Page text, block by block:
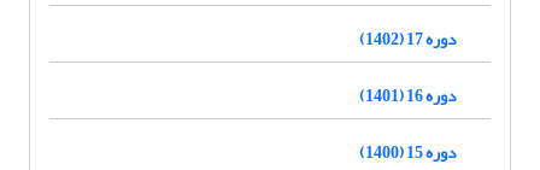
دوره 17 (1402)
دوره 16 (1401)
دوره 15 (1400)